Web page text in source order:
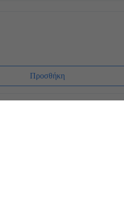
Προσθήκη